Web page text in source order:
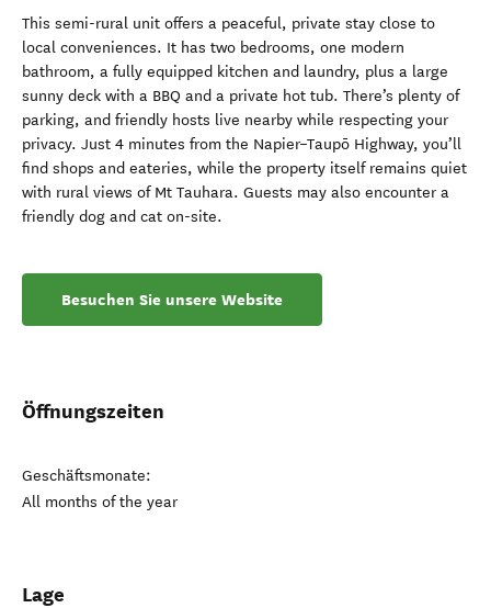
This semi-rural unit offers a peaceful, private stay close to
local conveniences. It has two bedrooms, one modern
bathroom, a fully equipped kitchen and laundry, plus a large
sunny deck with a BBQ and a private hot tub. There’s plenty of
parking, and friendly hosts live nearby while respecting your
privacy. Just 4 minutes from the Napier–Taupō Highway, you’ll
find shops and eateries, while the property itself remains quiet
with rural views of Mt Tauhara. Guests may also encounter a
friendly dog and cat on-site.
Besuchen Sie unsere Website
Öffnungszeiten
Geschäftsmonate:
All months of the year
Lage